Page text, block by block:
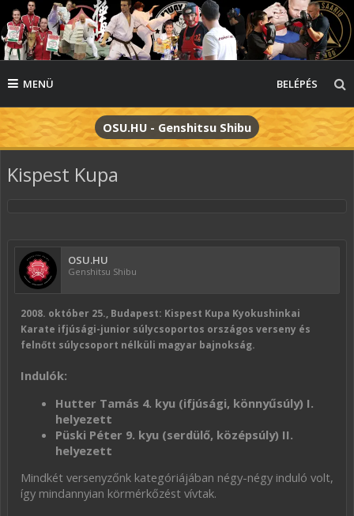
MENÜ BELÉPÉS
OSU.HU - Genshitsu Shibu
Kispest Kupa
OSU.HU
Genshitsu Shibu
2008. október 25., Budapest: Kispest Kupa Kyokushinkai
Karate ifjúsági-junior súlycsoportos országos verseny és
felnőtt súlycsoport nélküli magyar bajnokság.
Indulók:
Hutter Tamás 4. kyu (ifjúsági, könnyűsúly) I.
helyezett
Püski Péter 9. kyu (serdülő, középsúly) II.
helyezett
Mindkét versenyzőnk kategóriájában négy-négy induló volt,
így mindannyian körmérkőzést vívtak.